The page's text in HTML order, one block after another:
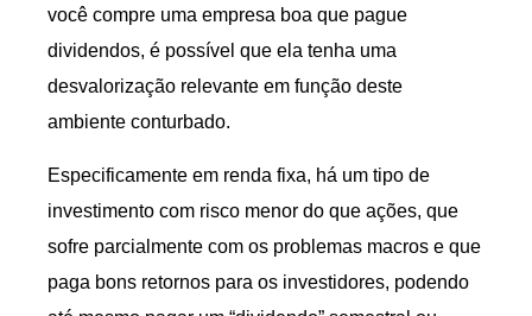
você compre uma empresa boa que pague
dividendos, é possível que ela tenha uma
desvalorização relevante em função deste
ambiente conturbado.
Especificamente em renda fixa, há um tipo de
investimento com risco menor do que ações, que
sofre parcialmente com os problemas macros e que
paga bons retornos para os investidores, podendo